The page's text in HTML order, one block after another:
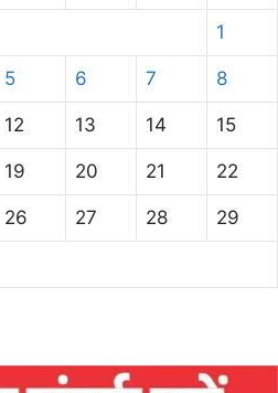
1
5 6 7 8
12 13 14 15
19 20 21 22
26 27 28 29